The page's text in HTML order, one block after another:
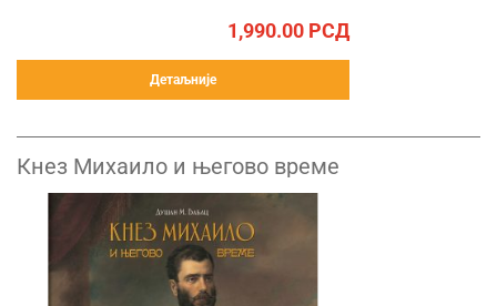
1,990.00 РСД
Детаљније
Кнез Михаило и његово време